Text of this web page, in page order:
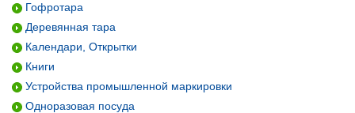
Гофротара
Деревянная тара
Календари, Открытки
Книги
Устройства промышленной маркировки
Одноразовая посуда